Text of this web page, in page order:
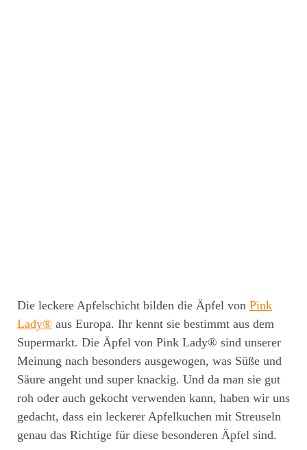
Die leckere Apfelschicht bilden die Äpfel von Pink
Lady® aus Europa. Ihr kennt sie bestimmt aus dem
Supermarkt. Die Äpfel von Pink Lady® sind unserer
Meinung nach besonders ausgewogen, was Süße und
Säure angeht und super knackig. Und da man sie gut
roh oder auch gekocht verwenden kann, haben wir uns
gedacht, dass ein leckerer Apfelkuchen mit Streuseln
genau das Richtige für diese besonderen Äpfel sind.